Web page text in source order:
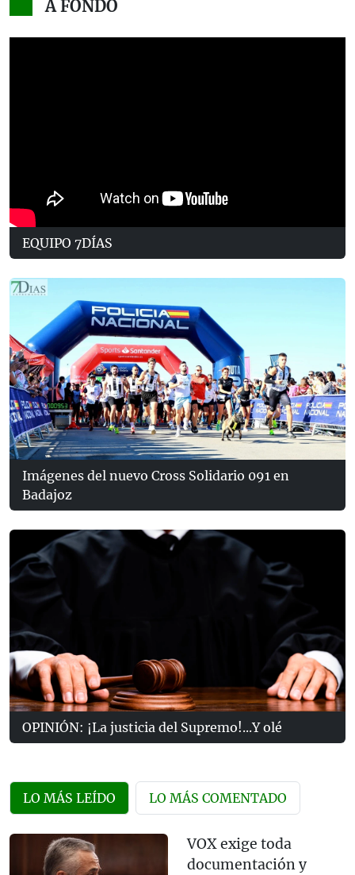
A FONDO
EQUIPO 7DÍAS
Imágenes del nuevo Cross Solidario 091 en
Badajoz
OPINIÓN: ¡La justicia del Supremo!...Y olé
LO MÁS LEÍDO LO MÁS COMENTADO
VOX exige toda
documentación y